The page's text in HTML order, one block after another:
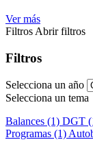
Ver más
Filtros Abrir filtros
Filtros
Selecciona un año
Selecciona un tema
Balances (1) DGT
Programas (1)